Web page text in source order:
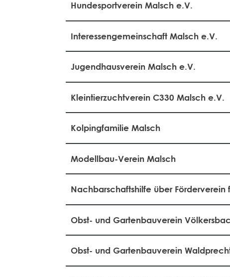
Hundesportverein Malsch e.V.
Interessengemeinschaft Malsch e.V.
Jugendhausverein Malsch e.V.
Kleintierzuchtverein C330 Malsch e.V.
Kolpingfamilie Malsch
Modellbau-Verein Malsch
Nachbarschaftshilfe über Förderverein
Obst- und Gartenbauverein
Obst- und Gartenbauverein